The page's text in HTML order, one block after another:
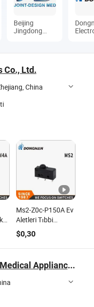
Beijing
Jingdong
Co., Ltd.
China
Ms2-Z0c-P150A Ev
Aletleri Tıbbi
Ekipmanlar Trafik
Araçları Ofis
Ekipmanları Mikro
$0,30
Changzhou Waston Medical Appliance Co., Ltd.